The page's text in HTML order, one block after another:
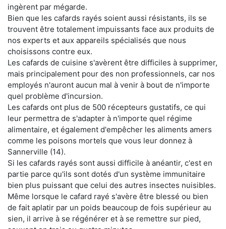
ingèrent par mégarde.
Bien que les cafards rayés soient aussi résistants, ils se
trouvent être totalement impuissants face aux produits de
nos experts et aux appareils spécialisés que nous
choisissons contre eux.
Les cafards de cuisine s'avèrent être difficiles à supprimer,
mais principalement pour des non professionnels, car nos
employés n'auront aucun mal à venir à bout de n'importe
quel problème d'incursion.
Les cafards ont plus de 500 récepteurs gustatifs, ce qui
leur permettra de s'adapter à n'importe quel régime
alimentaire, et également d'empêcher les aliments amers
comme les poisons mortels que vous leur donnez à
Sannerville (14).
Si les cafards rayés sont aussi difficile à anéantir, c'est en
partie parce qu'ils sont dotés d'un système immunitaire
bien plus puissant que celui des autres insectes nuisibles.
Même lorsque le cafard rayé s'avère être blessé ou bien
de fait aplatir par un poids beaucoup de fois supérieur au
sien, il arrive à se régénérer et à se remettre sur pied,